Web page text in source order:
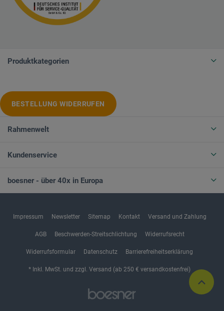
Produktkategorien
BESTELLUNG WIDERRUFEN
Rahmenwelt
Kundenservice
boesner - über 40x in Europa
Impressum Newsletter Sitemap Kontakt Versand und Zahlung
AGB Beschwerden-Streitschlichtung Widerrufsrecht
Widerrufsformular Datenschutz Barrierefreiheitserklärung
* Inkl. MwSt. und zzgl. Versand (ab 250 € versandkostenfrei)